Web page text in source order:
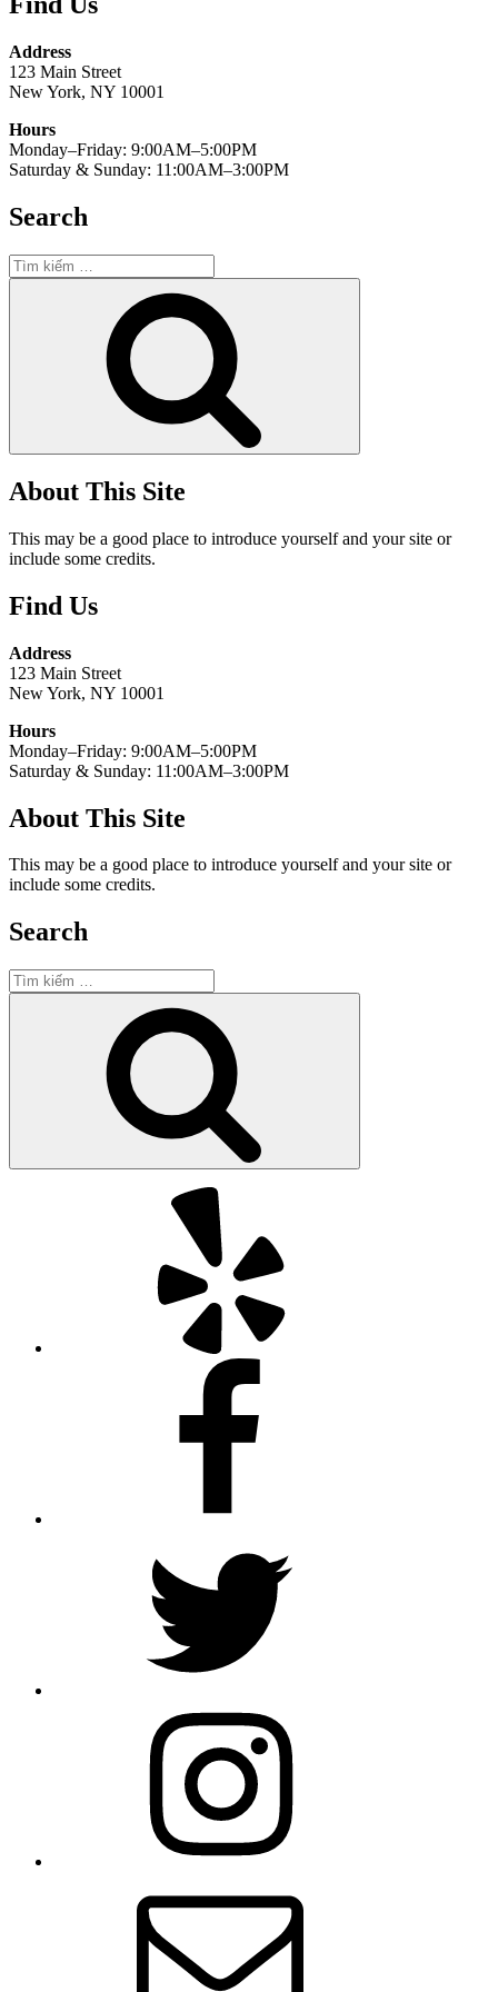
Address
123 Main Street
New York, NY 10001
Hours
Monday–Friday: 9:00AM–5:00PM
Saturday & Sunday: 11:00AM–3:00PM
Search
Tìm
kiếm:
About This Site
This may be a good place to introduce yourself and your site or
include some credits.
Find Us
Address
123 Main Street
New York, NY 10001
Hours
Monday–Friday: 9:00AM–5:00PM
Saturday & Sunday: 11:00AM–3:00PM
About This Site
This may be a good place to introduce yourself and your site or
include some credits.
Search
Tìm
kiếm: